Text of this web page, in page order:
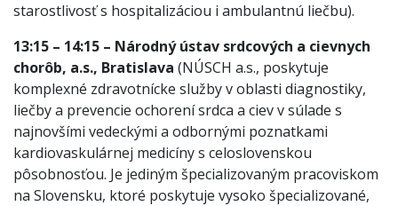
starostlivosť s hospitalizáciou i ambulantnú liečbu).
13:15 – 14:15 – Národný ústav srdcových a cievnych
chorôb, a.s., Bratislava (NÚSCH a.s., poskytuje
komplexné zdravotnícke služby v oblasti diagnostiky,
liečby a prevencie ochorení srdca a ciev v súlade s
najnovšími vedeckými a odbornými poznatkami
kardiovaskulárnej medicíny s celoslovenskou
pôsobnosťou. Je jediným špecializovaným pracoviskom
na Slovensku, ktoré poskytuje vysoko špecializované,